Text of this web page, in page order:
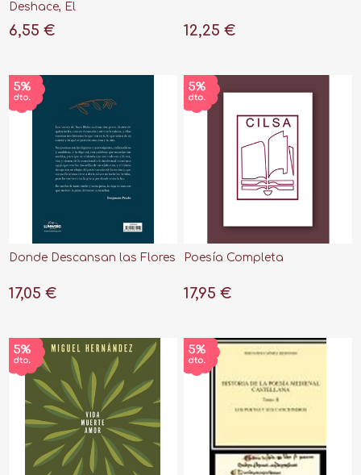
Deshace, El
6,55 € 12,25 €
Donde Descansan las Flores
17,05 €
Poesía Completa
17,95 €